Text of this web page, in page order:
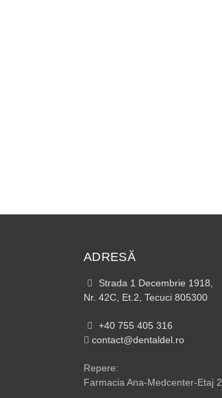
ADRESĂ
Strada 1 Decembrie 1918,
Nr. 42C, Et.2, Tecuci 805300
+40 755 405 316
contact@dentaldel.ro
Repere:
Farmacia Ana-Medcenter-Etaj 2